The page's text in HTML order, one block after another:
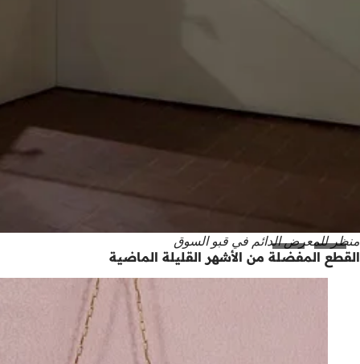
منظر للمعرض الدائم في قبو السوق
القطع المفضلة من الأشهر القليلة الماضية